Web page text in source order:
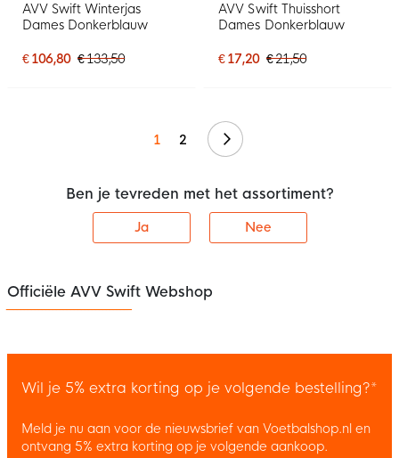
AVV Swift Winterjas
Dames Donkerblauw
€ 106,80 € 133,50
AVV Swift Thuisshort
Dames Donkerblauw
€ 17,20 € 21,50
1 2 Volgende
Ben je tevreden met het assortiment?
Ja Nee
Officiële AVV Swift Webshop
Wil je 5% extra korting op je volgende bestelling?*
Meld je nu aan voor de nieuwsbrief van Voetbalshop.nl en
ontvang 5% extra korting op je volgende aankoop.